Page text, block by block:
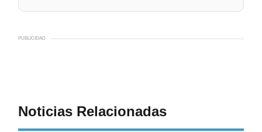
PUBLICIDAD
Noticias Relacionadas